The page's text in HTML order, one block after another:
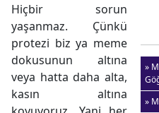
Hiçbir sorun
yaşanmaz. Çünkü
protezi biz ya meme
dokusunun altına
veya hatta daha alta,
kasın altına
»
»